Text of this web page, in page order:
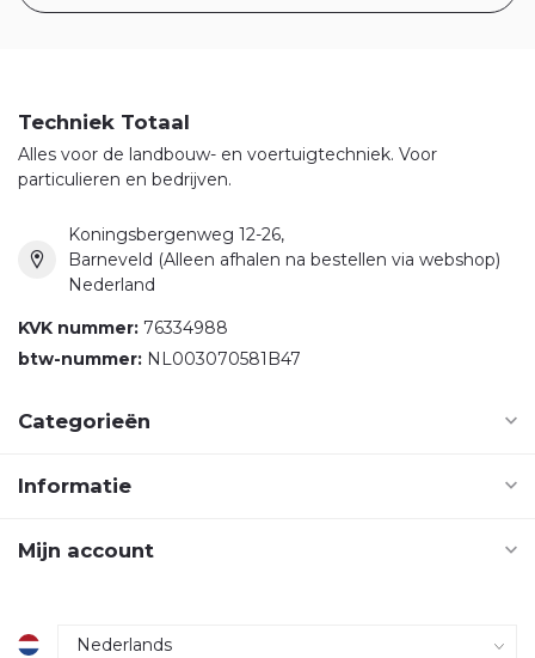
Techniek Totaal
Alles voor de landbouw- en voertuigtechniek. Voor
particulieren en bedrijven.
Koningsbergenweg 12-26,
Barneveld (Alleen afhalen na bestellen via webshop)
Nederland
KVK nummer: 76334988
btw-nummer: NL003070581B47
Categorieën
Informatie
Mijn account